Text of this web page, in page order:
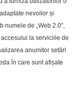
nevoilor și
numele de „Web 2.0”,
la serviciile de
anumitor setări
în care sunt afișate